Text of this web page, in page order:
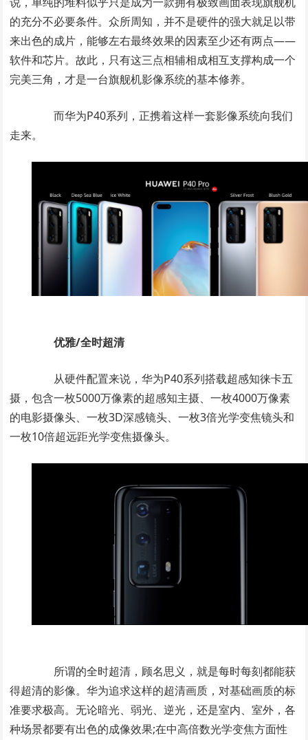
的充分不必要条件。众所周知，并不是硬件的强大就足以带
来出色的成片，能够左右最终效果的因素至少还有两点――
软件和芯片。故此，只有这三点相辅相成相互支撑构成一个
完美三角，才是一台旗舰机影像系统的基本修养。
而华为P40系列，正携着这样一套影像系统向我们
走来。
优雅/全时超清
从硬件配置来说，华为P40系列搭载超感知徕卡五
摄，包含一枚5000万像素的超感知主摄、一枚4000万像素
的电影摄像头、一枚3D深感镜头、一枚3倍光学变焦镜头和
一枚10倍超远距光学变焦摄像头。
所谓的全时超清，顾名思义，就是每时每刻都能获
得超清的影像。华为追求这样的超清画质，对基础画质的标
准要求极高。无论暗光、弱光、逆光，还是室内、室外，各
种场景都要有出色的成像效果;在中高倍数光学变焦方面性